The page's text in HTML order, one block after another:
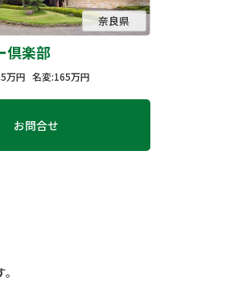
奈良県
倶楽部
万円 名変:165万円
お問合せ